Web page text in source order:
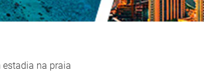
estadia na praia